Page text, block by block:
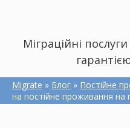
Міграційні
Migrate » Блог » Постійне
на постійне проживання на